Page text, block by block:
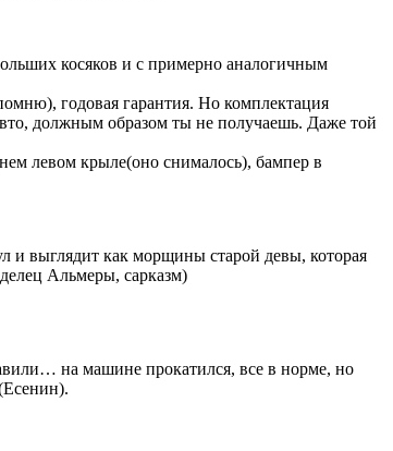
косяков и с примерно аналогичным
годовая гарантия. Но комплектация
должным образом ты не получаешь. Даже той
левом крыле(оно снималось), бампер в
и выглядит как морщины старой девы, которая
Альмеры, сарказм)
на машине прокатился, все в норме, но